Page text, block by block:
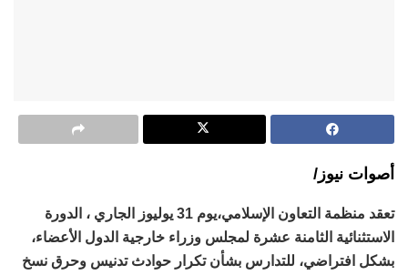
أصوات نيوز/
تعقد منظمة التعاون الإسلامي،يوم 31 يوليوز الجاري ، الدورة
الاستثنائية الثامنة عشرة لمجلس وزراء خارجية الدول الأعضاء،
بشكل افتراضي، للتدارس بشأن تكرار حوادث تدنيس وحرق نسخ